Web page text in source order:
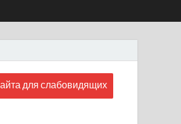
Россия"
для слабовидящих